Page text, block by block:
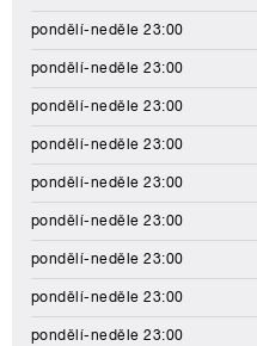
pondělí-neděle 23:00
pondělí-neděle 23:00
pondělí-neděle 23:00
pondělí-neděle 23:00
pondělí-neděle 23:00
pondělí-neděle 23:00
pondělí-neděle 23:00
pondělí-neděle 23:00
pondělí-neděle 23:00